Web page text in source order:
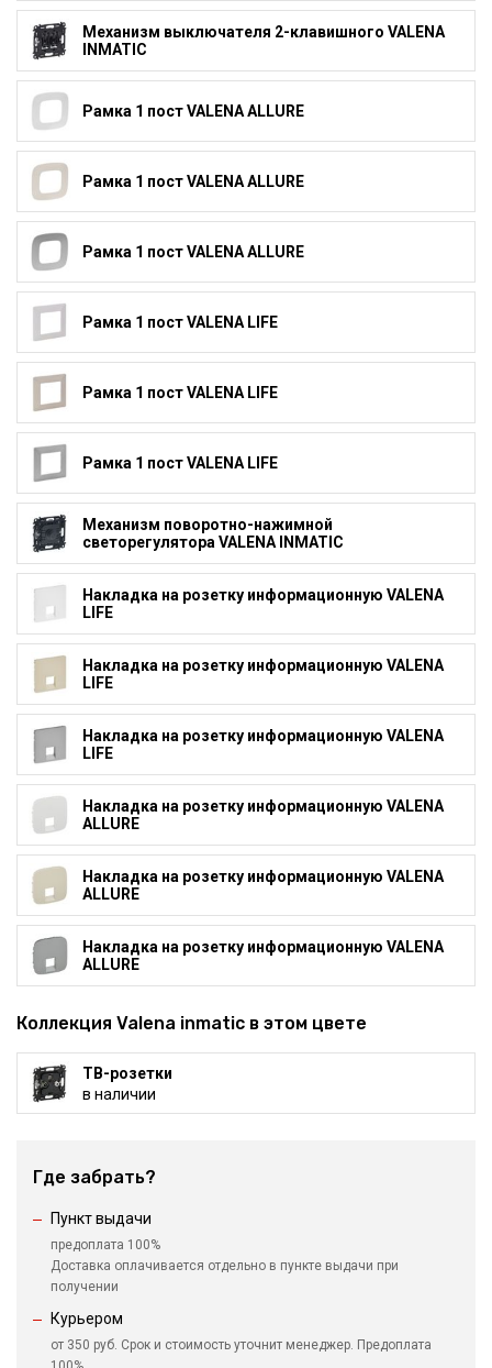
Механизм выключателя 2-клавишного VALENA
INMATIC
Рамка 1 пост VALENA ALLURE
Рамка 1 пост VALENA ALLURE
Рамка 1 пост VALENA ALLURE
Рамка 1 пост VALENA LIFE
Рамка 1 пост VALENA LIFE
Рамка 1 пост VALENA LIFE
Механизм поворотно-нажимной
светорегулятора VALENA INMATIC
Накладка на розетку информационную VALENA
LIFE
Накладка на розетку информационную VALENA
LIFE
Накладка на розетку информационную VALENA
LIFE
Накладка на розетку информационную VALENA
ALLURE
Накладка на розетку информационную VALENA
ALLURE
Накладка на розетку информационную VALENA
ALLURE
Коллекция Valena inmatic в этом цвете
ТВ-розетки
в наличии
Где забрать?
Пункт выдачи
предоплата 100%
Доставка оплачивается отдельно в пункте выдачи при
получении
Курьером
от 350 руб. Срок и стоимость уточнит менеджер. Предоплата